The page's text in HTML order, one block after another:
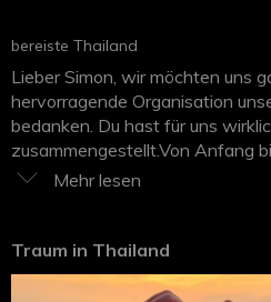
bereiste Thailand
Lieber Simon, wir möchten uns
hervorragende Organisation
bedanken. Du hast für uns
zusammengestellt.Von Anfang
geklappt. Die von dir
Transfers waren bestens
funktioniert. Dank deiner
vollkommen entspannt
Traum in Thailand